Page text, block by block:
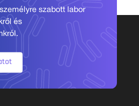
szabott labor
és